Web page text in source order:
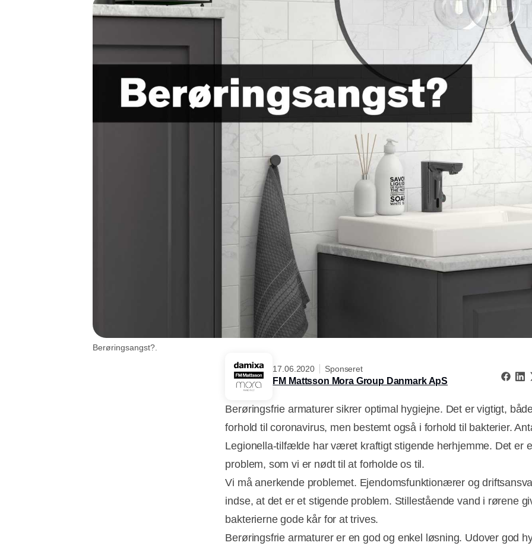
Berøringsangst?.
17.06.2020 Sponseret
FM Mattsson Mora Group Danmark ApS
Berøringsfrie armaturer sikrer optimal hygiejne. Det er vigtigt,
forhold til coronavirus, men bestemt også i forhold til bakterier.
Legionella-tilfælde har været kraftigt stigende herhjemme. Det er
problem, som vi er nødt til at forholde os til.
Vi må anerkende problemet. Ejendomsfunktionærer og
indse, at det er et stigende problem. Stillestående vand i rørene
bakterierne gode kår for at trives.
Berøringsfrie armaturer er en god og enkel løsning. Udover god